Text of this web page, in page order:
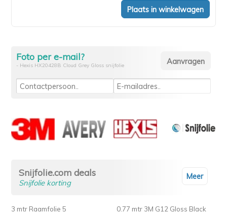
Foto per e-mail?
- Hexis HX20428B Cloud Grey Gloss snijfolie
Meer
Snijfolie.com deals
Snijfolie korting
3 mtr Raamfolie 5 0.77 mtr 3M G12 Gloss Black